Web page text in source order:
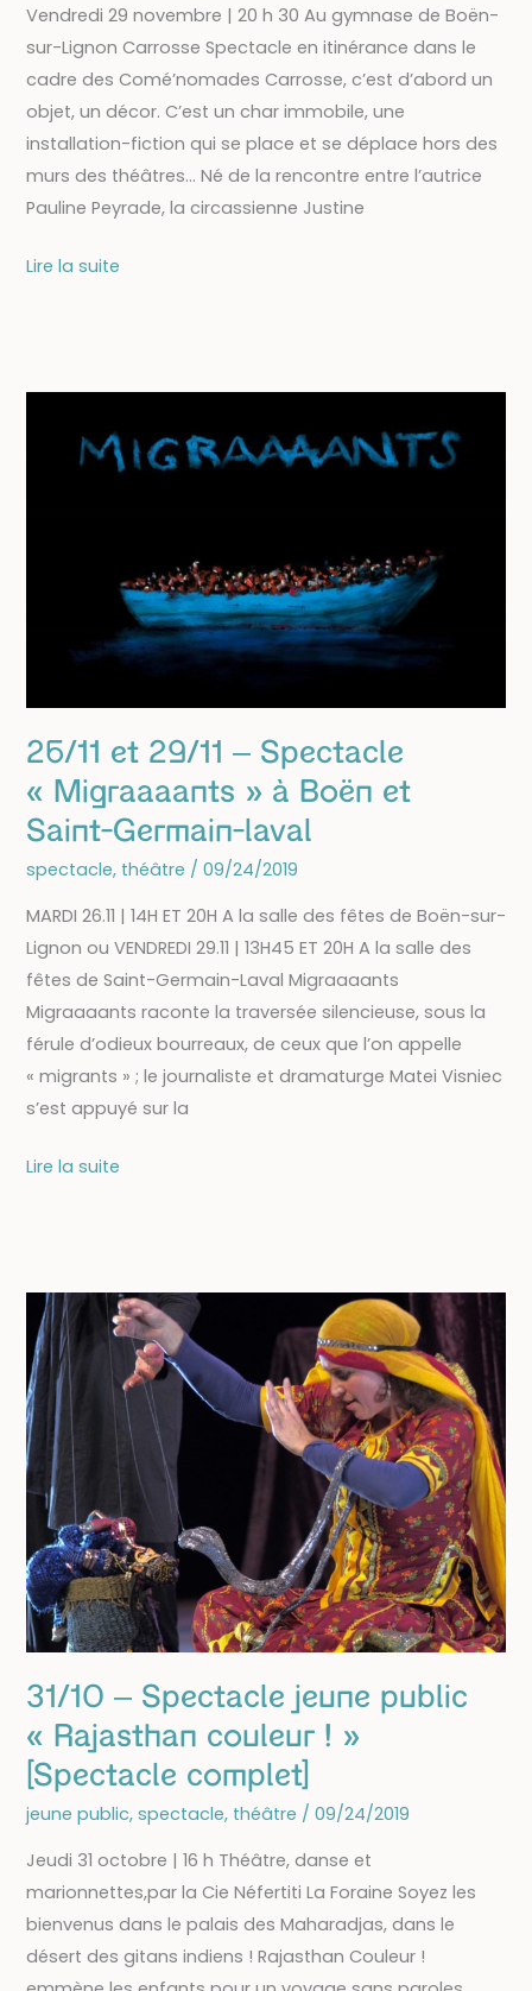
Vendredi 29 novembre | 20 h 30 Au gymnase de Boën-
sur-Lignon Carrosse Spectacle en itinérance dans le
cadre des Comé’nomades Carrosse, c’est d’abord un
objet, un décor. C’est un char immobile, une
installation-fiction qui se place et se déplace hors des
murs des théâtres… Né de la rencontre entre l’autrice
Pauline Peyrade, la circassienne Justine
29/11
à
Lire la suite
26/11 et 29/11 – Spectacle
« Migraaaants » à Boën et
Saint-Germain-laval
spectacle, théâtre / 09/24/2019
MARDI 26.11 | 14H ET 20H A la salle des fêtes de Boën-sur-
Lignon ou VENDREDI 29.11 | 13H45 ET 20H A la salle des
fêtes de Saint-Germain-Laval Migraaaants
Migraaaants raconte la traversée silencieuse, sous la
férule d’odieux bourreaux, de ceux que l’on appelle
« migrants » ; le journaliste et dramaturge Matei Visniec
s’est appuyé sur la
26/11
Spectacle
« Migraaaants »
à
Boën
et
Saint-
Germain-
laval
Lire la suite
31/10 – Spectacle jeune public
« Rajasthan couleur ! »
[Spectacle complet]
jeune public, spectacle, théâtre / 09/24/2019
Jeudi 31 octobre | 16 h Théâtre, danse et
marionnettes,par la Cie Néfertiti La Foraine Soyez les
bienvenus dans le palais des Maharadjas, dans le
désert des gitans indiens ! Rajasthan Couleur !